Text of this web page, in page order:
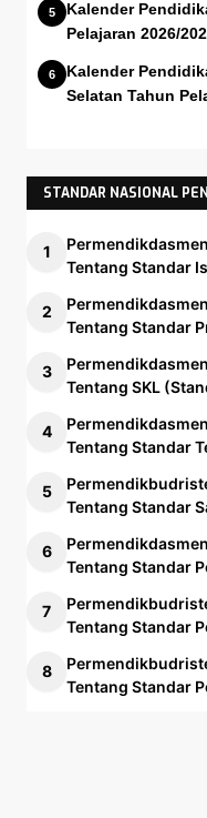
Kalender
Pelajaran 2026/
Kalender
Selatan Tahun
STANDAR NASIONAL
Tentang Standar
Tentang Standar
Tentang SKL
Tentang Standar
Tentang Standar
Tentang Standar
Tentang Standar
Tentang Standar